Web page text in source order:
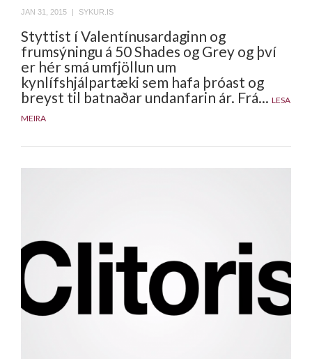
JAN 31, 2015 | SYKUR.IS
Styttist í Valentínusardaginn og
frumsýningu á 50 Shades og Grey og því
er hér smá umfjöllun um
kynlífshjálpartæki sem hafa þróast og
breyst til batnaðar undanfarin ár. Frá... LESA
MEIRA